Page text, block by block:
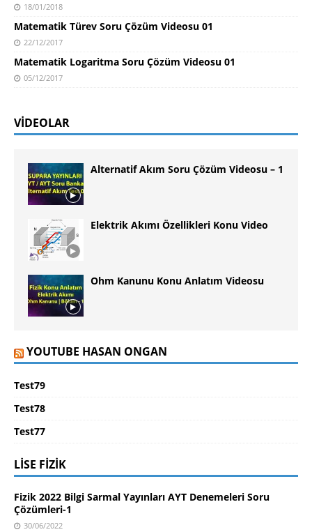
18/01/2018
Matematik Türev Soru Çözüm Videosu 01
22/12/2017
Matematik Logaritma Soru Çözüm Videosu 01
05/12/2017
VIDEOLAR
Alternatif Akım Soru Çözüm Videosu – 1
Elektrik Akımı Özellikleri Konu Video
Ohm Kanunu Konu Anlatım Videosu
YOUTUBE HASAN ONGAN
Test79
Test78
Test77
LISE FIZIK
Fizik 2022 Bilgi Sarmal Yayınları AYT Denemeleri Soru
Çözümleri-1
30/06/2022